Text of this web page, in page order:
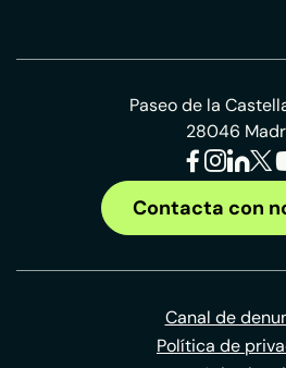
Paseo de la
28046
Contacta con
Canal de
Política de